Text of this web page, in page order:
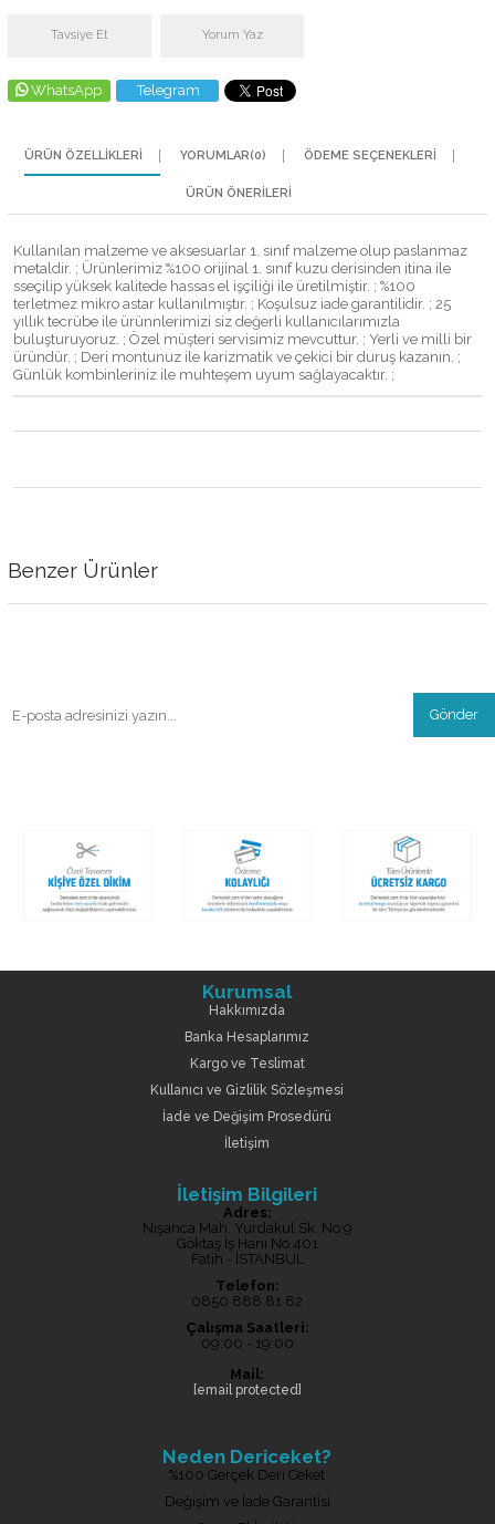
Tavsiye Et Yorum Yaz
WhatsApp Telegram
ÜRÜN ÖZELLIKLERI YORUMLAR(0) ÖDEME SEÇENEKLERI
ÜRÜN ÖNERILERI
Kullanılan malzeme ve aksesuarlar 1. sınıf malzeme olup paslanmaz
metaldir. ; Ürünlerimiz %100 orijinal 1. sınıf kuzu derisinden itina ile
sseçilip yüksek kalitede hassas el işçiliği ile üretilmiştir. ; %100
terletmez mikro astar kullanılmıştır. ; Koşulsuz iade garantilidir. ; 25
yıllık tecrübe ile ürünnlerimizi siz değerli kullanıcılarımızla
buluşturuyoruz. ; Özel müşteri servisimiz mevcuttur. ; Yerli ve milli bir
üründür. ; Deri montunuz ile karizmatik ve çekici bir duruş kazanın. ;
Günlük kombinleriniz ile muhteşem uyum sağlayacaktır. ;
Benzer Ürünler
Gönder
Kurumsal
Hakkımızda
Banka Hesaplarımız
Kargo ve Teslimat
Kullanıcı ve Gizlilik Sözleşmesi
İade ve Değişim Prosedürü
İletişim
İletişim Bilgileri
Adres:
Nişanca Mah. Yurdakul Sk. No:9
Göktaş İş Hanı No.401
Fatih - İSTANBUL
Telefon:
0850 888 81 82
Çalışma Saatleri:
09:00 - 19:00
Mail:
[email protected]
Neden Dericeket?
%100 Gerçek Deri Ceket
Değişim ve İade Garantisi